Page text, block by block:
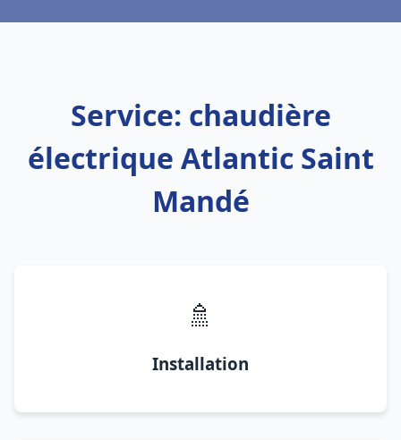
Service: chaudière
électrique Atlantic Saint
Mandé
🚿
Installation